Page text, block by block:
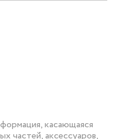
касающаяся
частей, аксессуаров,